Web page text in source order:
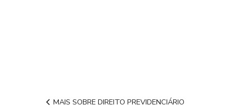
MAIS SOBRE DIREITO PREVIDENCIÁRIO